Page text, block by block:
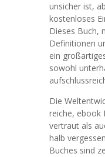
unsicher ist,
kostenloses
Dieses Buch,
Definitionen
ein
sowohl
Die
reiche, ebook
vertraut als
halb
Buches sind